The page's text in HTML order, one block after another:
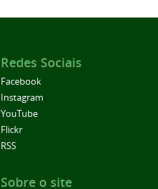
Redes Sociais
Facebook
Instagram
YouTube
Flickr
RSS
Sobre o site